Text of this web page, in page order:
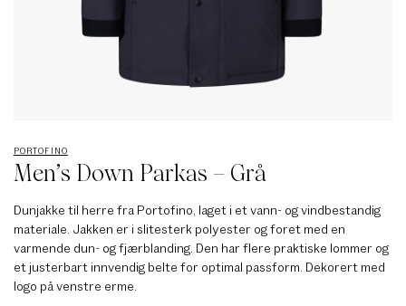
PORTOFINO
Men’s Down Parkas – Grå
Dunjakke til herre fra Portofino, laget i et vann- og vindbestandig
materiale. Jakken er i slitesterk polyester og foret med en
varmende dun- og fjærblanding. Den har flere praktiske lommer og
et justerbart innvendig belte for optimal passform. Dekorert med
logo på venstre erme.